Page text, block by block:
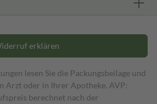
erklären
lesen Sie die Packungsbeilage und
Arzt oder in Ihrer Apotheke. AVP:
berechnet nach der